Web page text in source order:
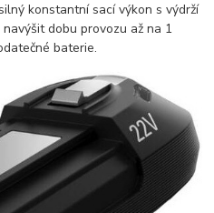
konstantní sací výkon s výdrží
dobu provozu až na 1
baterie.